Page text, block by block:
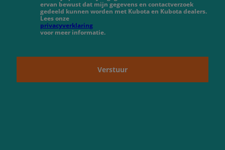
ervan bewust dat mijn gegevens en contactverzoek
gedeeld kunnen worden met Kubota en Kubota dealers.
Lees onze
privacyverklaring
voor meer informatie.
Verstuur